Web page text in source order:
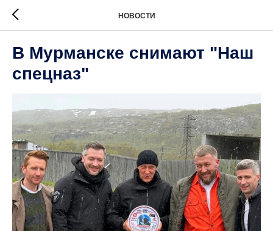
НОВОСТИ
В Мурманске снимают "Наш
спецназ"